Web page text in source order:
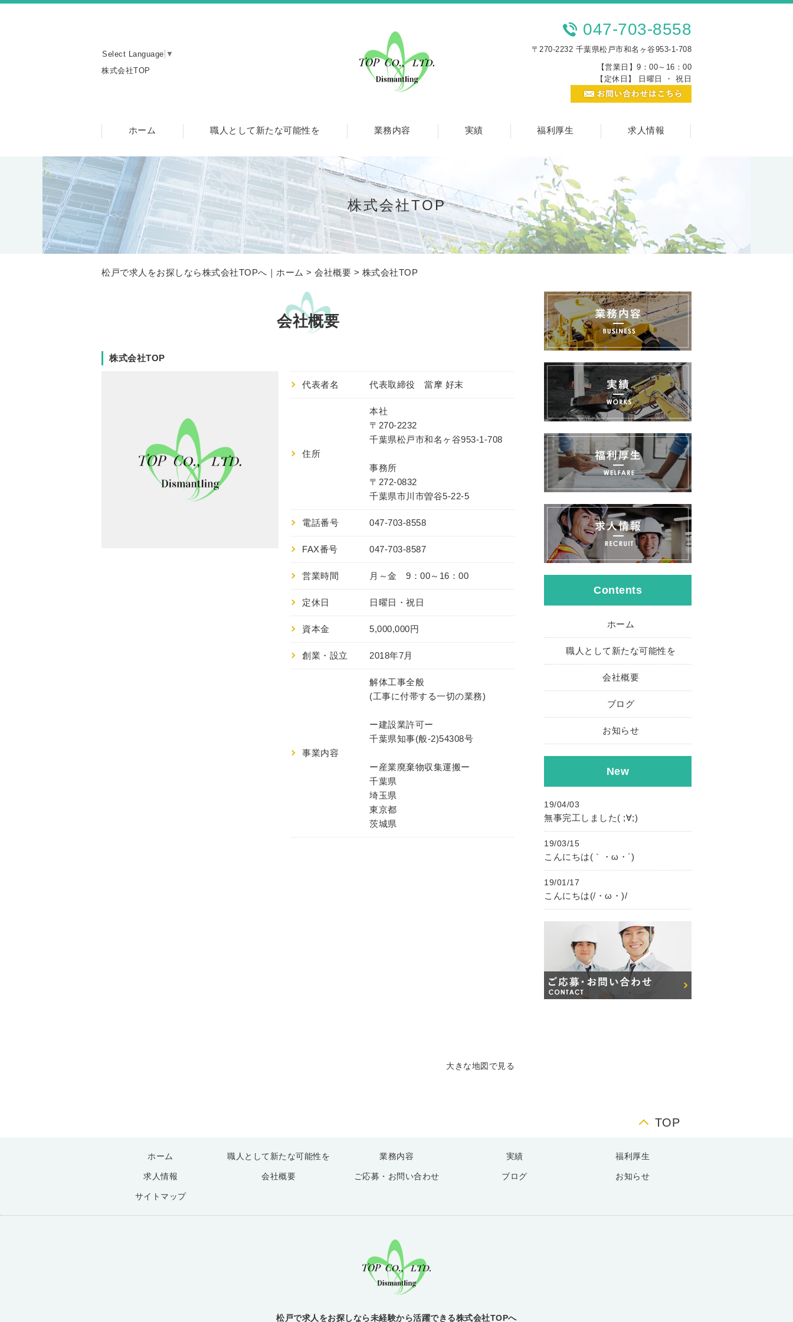
Select Language ▼
株式会社TOP
047-703-8558
〒270-2232 千葉県松戸市和名ヶ谷953-1-708
【営業日】9：00～16：00
【定休日】 日曜日 ・ 祝日
ホーム 職人として新たな可能性を 業務内容 実績 福利厚生 求人情報
株式会社TOP
松戸で求人をお探しなら株式会社TOPへ｜ホーム > 会社概要 > 株式会社TOP
会社概要
株式会社TOP
代表者名 代表取締役 當摩 好末
住所
本社
〒270-2232
千葉県松戸市和名ヶ谷953-1-708
事務所
〒272-0832
千葉県市川市曽谷5-22-5
電話番号 047-703-8558
FAX番号 047-703-8587
営業時間 月～金 9：00～16：00
定休日 日曜日・祝日
資本金 5,000,000円
創業・設立 2018年7月
事業内容
解体工事全般
(工事に付帯する一切の業務)
ー建設業許可ー
千葉県知事(般-2)54308号
ー産業廃棄物収集運搬ー
千葉県
埼玉県
東京都
茨城県
大きな地図で見る
Contents
ホーム
職人として新たな可能性を
会社概要
ブログ
お知らせ
New
19/04/03
無事完工しました( ;∀;)
19/03/15
こんにちは(｀・ω・´)ゞ
19/01/17
こんにちは(/・ω・)/
TOP
ホーム 職人として新たな可能性を 業務内容 実績 福利厚生
求人情報 会社概要 ご応募・お問い合わせ ブログ お知らせ
サイトマップ
松戸で求人をお探しなら未経験から活躍できる株式会社TOPへ